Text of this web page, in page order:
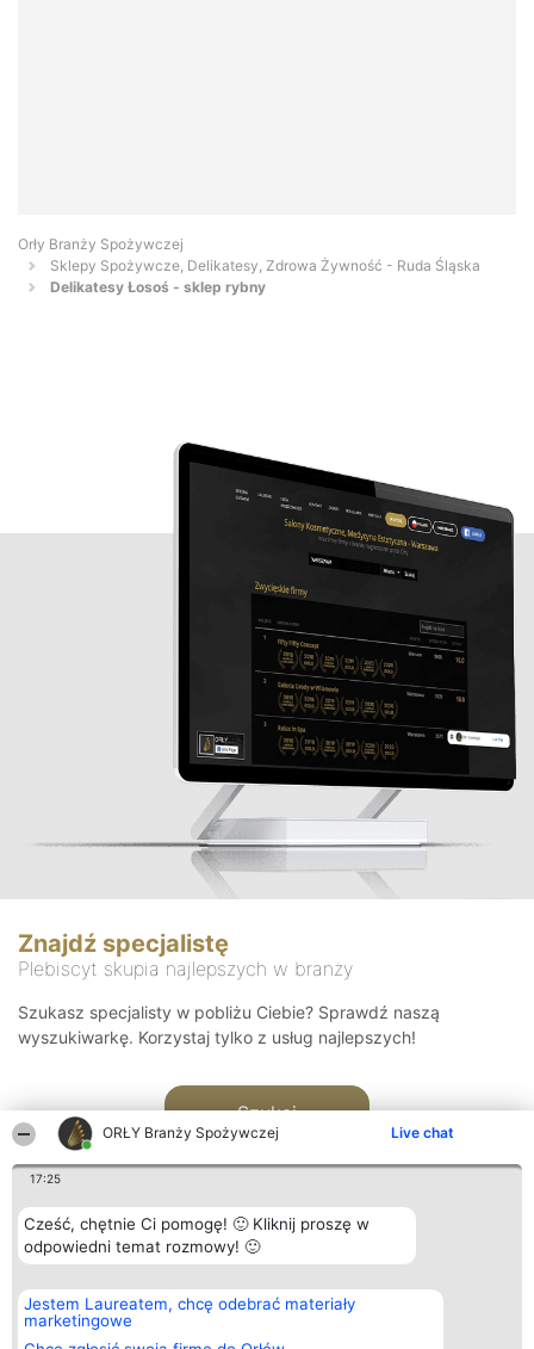
ORŁY Branży Spożywczej Live chat
17:25
Cześć, chętnie Ci pomogę! 🙂 Kliknij proszę w
odpowiedni temat rozmowy! 🙂
Jestem Laureatem, chcę odebrać materiały
marketingowe
Orły Branży Spożywczej
Sklepy Spożywcze, Delikatesy, Zdrowa Żywność - Ruda Śląska
Delikatesy Łosoś - sklep rybny
Znajdź specjalistę
Plebiscyt skupia najlepszych w branży
Szukasz specjalisty w pobliżu Ciebie? Sprawdź naszą
wyszukiwarkę. Korzystaj tylko z usług najlepszych!
Szukaj
Organizator plebiscytu
Bright Side Solutions sp. z o.
o. sp. k.
ul. Ruska 22
Plebiscyt
Laureaci
wszystkich
Kontakt
Kontakt